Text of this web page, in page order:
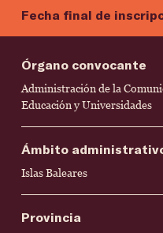
Fecha final de
Órgano convocante
Administración de la
Educación y Universidades
Ámbito
Islas Baleares
Provincia